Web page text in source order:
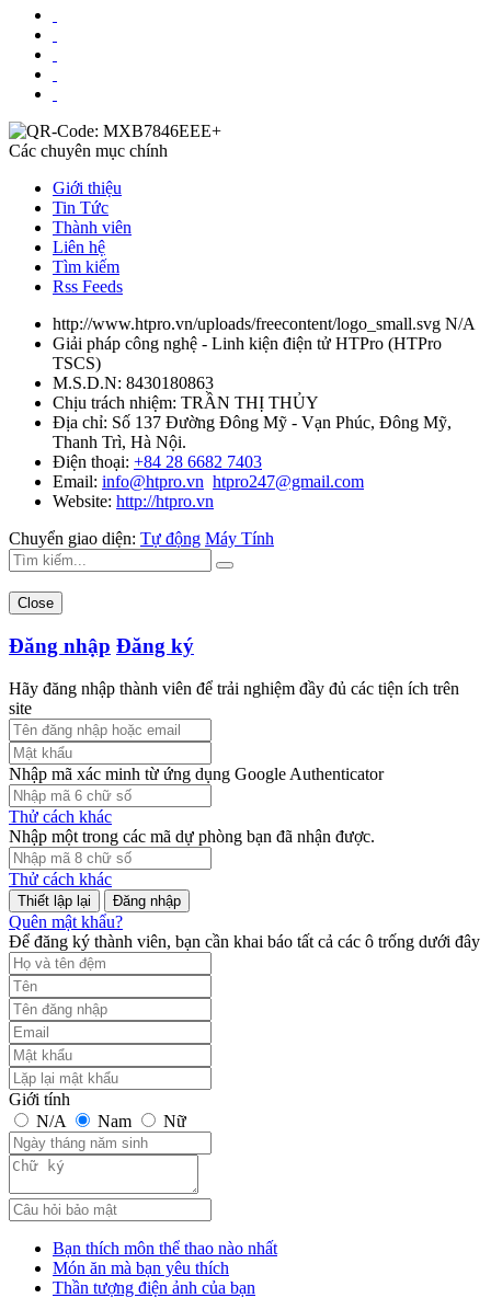
Các chuyên mục chính
Giới thiệu
Tin Tức
Thành viên
Liên hệ
Tìm kiếm
Rss Feeds
http://www.htpro.vn/uploads/freecontent/logo_small.svg N/A
Giải pháp công nghệ - Linh kiện điện tử HTPro (HTPro
TSCS)
M.S.D.N: 8430180863
Chịu trách nhiệm: TRẦN THỊ THỦY
Địa chỉ: Số 137 Đường Đông Mỹ - Vạn Phúc, Đông Mỹ,
Thanh Trì, Hà Nội.
Điện thoại: +84 28 6682 7403
Email: info@htpro.vn htpro247@gmail.com
Website: http://htpro.vn
Chuyển giao diện: Tự động Máy Tính
Close
Đăng nhập Đăng ký
Hãy đăng nhập thành viên để trải nghiệm đầy đủ các tiện ích trên
site
Nhập mã xác minh từ ứng dụng Google Authenticator
Thử cách khác
Nhập một trong các mã dự phòng bạn đã nhận được.
Thử cách khác
Đăng nhập
Quên mật khẩu?
Để đăng ký thành viên, bạn cần khai báo tất cả các ô trống dưới đây
Giới tính
N/A
Nam Nữ
Bạn thích môn thể thao nào nhất
Món ăn mà bạn yêu thích
Thần tượng điện ảnh của bạn